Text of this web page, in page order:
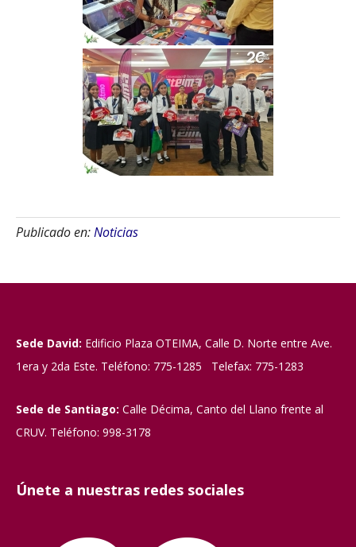
Publicado en:Noticias
Sede David: Edificio Plaza OTEIMA, Calle D. Norte entre Ave.
1era y 2da Este. Teléfono: 775-1285 Telefax: 775-1283
Sede de Santiago: Calle Décima, Canto del Llano frente al
CRUV. Teléfono: 998-3178
Únete a nuestras redes sociales